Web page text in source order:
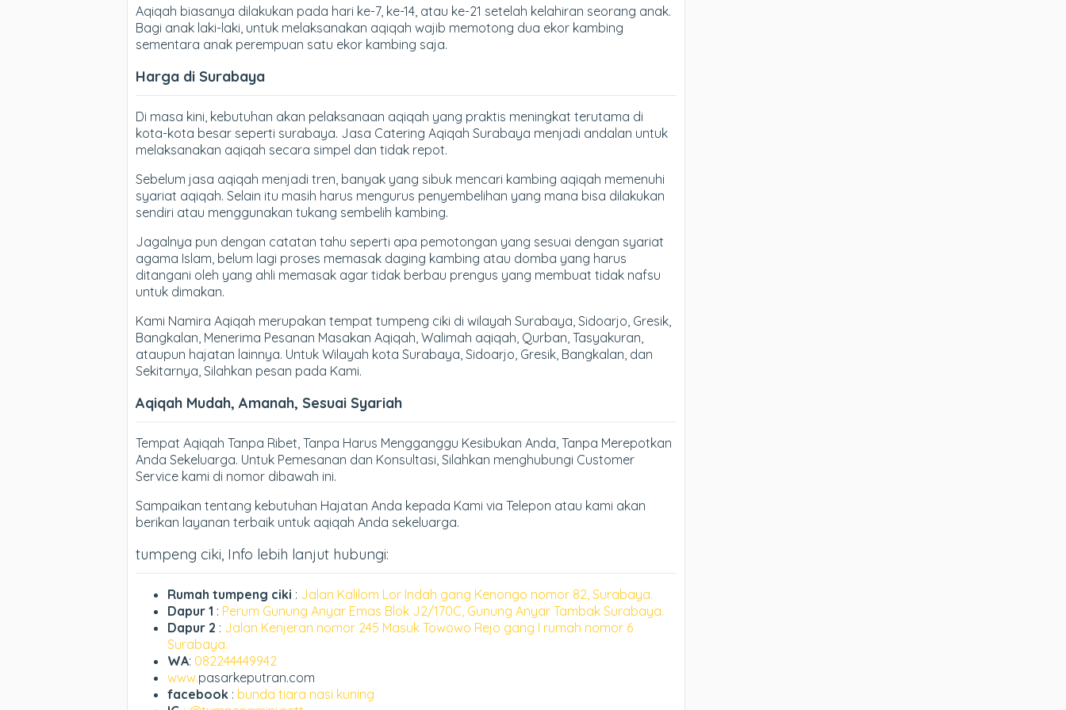
Aqiqah biasanya dilakukan pada hari ke-7, ke-14, atau ke-21 setelah kelahiran seorang anak.
Bagi anak laki-laki, untuk melaksanakan aqiqah wajib memotong dua ekor kambing
sementara anak perempuan satu ekor kambing saja.
Harga di Surabaya
Di masa kini, kebutuhan akan pelaksanaan aqiqah yang praktis meningkat terutama di
kota-kota besar seperti surabaya. Jasa Catering Aqiqah Surabaya menjadi andalan untuk
melaksanakan aqiqah secara simpel dan tidak repot.
Sebelum jasa aqiqah menjadi tren, banyak yang sibuk mencari kambing aqiqah memenuhi
syariat aqiqah. Selain itu masih harus mengurus penyembelihan yang mana bisa dilakukan
sendiri atau menggunakan tukang sembelih kambing.
Jagalnya pun dengan catatan tahu seperti apa pemotongan yang sesuai dengan syariat
agama Islam, belum lagi proses memasak daging kambing atau domba yang harus
ditangani oleh yang ahli memasak agar tidak berbau prengus yang membuat tidak nafsu
untuk dimakan.
Kami Namira Aqiqah merupakan tempat tumpeng ciki di wilayah Surabaya, Sidoarjo, Gresik,
Bangkalan, Menerima Pesanan Masakan Aqiqah, Walimah aqiqah, Qurban, Tasyakuran,
ataupun hajatan lainnya. Untuk Wilayah kota Surabaya, Sidoarjo, Gresik, Bangkalan, dan
Sekitarnya, Silahkan pesan pada Kami.
Aqiqah Mudah, Amanah, Sesuai Syariah
Tempat Aqiqah Tanpa Ribet, Tanpa Harus Mengganggu Kesibukan Anda, Tanpa Merepotkan
Anda Sekeluarga. Untuk Pemesanan dan Konsultasi, Silahkan menghubungi Customer
Service kami di nomor dibawah ini.
Sampaikan tentang kebutuhan Hajatan Anda kepada Kami via Telepon atau kami akan
berikan layanan terbaik untuk aqiqah Anda sekeluarga.
tumpeng ciki, Info lebih lanjut hubungi:
Rumah tumpeng ciki : Jalan Kalilom Lor Indah gang Kenongo nomor 82, Surabaya.
Dapur 1 : Perum Gunung Anyar Emas Blok J2/170C, Gunung Anyar Tambak Surabaya.
Dapur 2 : Jalan Kenjeran nomor 245 Masuk Towowo Rejo gang I rumah nomor 6
Surabaya.
WA: 082244449942
www.pasarkeputran.com
facebook : bunda tiara nasi kuning